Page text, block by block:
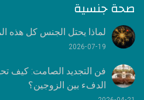
صحة جنسية
لماذا يحتل الجنس كل هذه
2026-07-19
فن التجديد الصامت: كيف
الدفء بين الزوجين؟